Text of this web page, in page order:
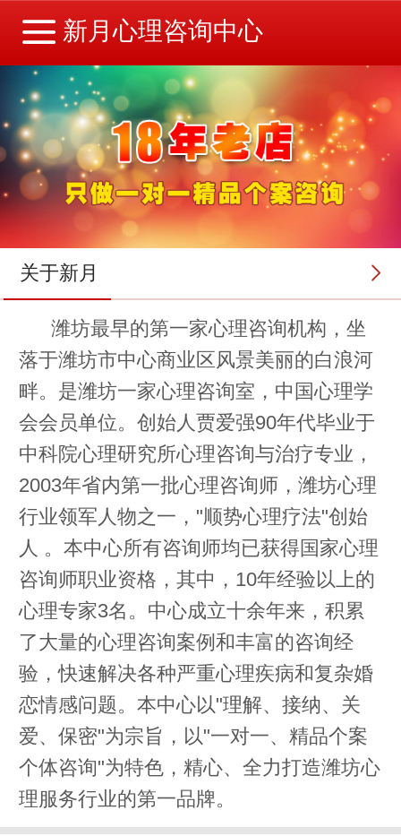
新月心理咨询中心
关于新月
潍坊最早的第一家心理咨询机构，坐
落于潍坊市中心商业区风景美丽的白浪河
畔。是潍坊一家心理咨询室，中国心理学
会会员单位。创始人贾爱强90年代毕业于
中科院心理研究所心理咨询与治疗专业，
2003年省内第一批心理咨询师，潍坊心理
行业领军人物之一，"顺势心理疗法"创始
人 。本中心所有咨询师均已获得国家心理
咨询师职业资格，其中，10年经验以上的
心理专家3名。中心成立十余年来，积累
了大量的心理咨询案例和丰富的咨询经
验，快速解决各种严重心理疾病和复杂婚
恋情感问题。本中心以"理解、接纳、关
爱、保密"为宗旨，以"一对一、精品个案
个体咨询"为特色，精心、全力打造潍坊心
理服务行业的第一品牌。